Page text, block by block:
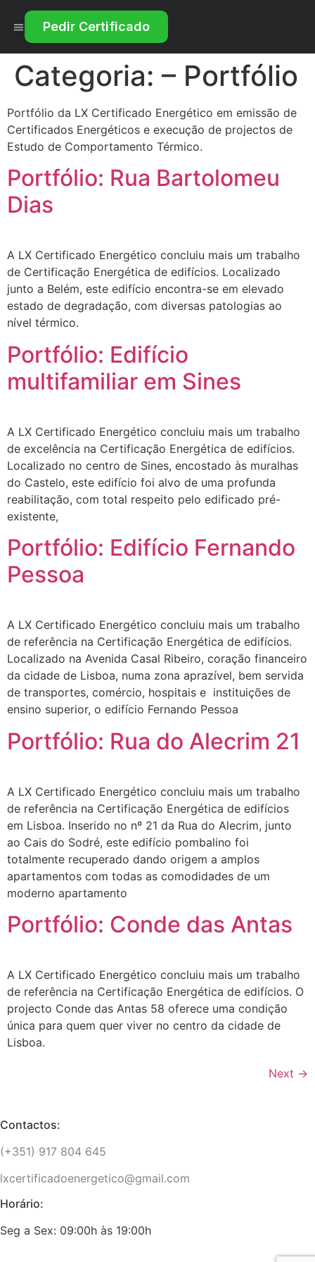
Pedir Certificado
Categoria: – Portfólio
Portfólio da LX Certificado Energético em emissão de
Certificados Energéticos e execução de projectos de
Estudo de Comportamento Térmico.
Portfólio: Rua Bartolomeu
Dias
A LX Certificado Energético concluiu mais um trabalho
de Certificação Energética de edifícios. Localizado
junto a Belém, este edifício encontra-se em elevado
estado de degradação, com diversas patologias ao
nível térmico.
Portfólio: Edifício
multifamiliar em Sines
A LX Certificado Energético concluiu mais um trabalho
de excelência na Certificação Energética de edifícios.
Localizado no centro de Sines, encostado às muralhas
do Castelo, este edifício foi alvo de uma profunda
reabilitação, com total respeito pelo edificado pré-
existente,
Portfólio: Edifício Fernando
Pessoa
A LX Certificado Energético concluiu mais um trabalho
de referência na Certificação Energética de edifícios.
Localizado na Avenida Casal Ribeiro, coração financeiro
da cidade de Lisboa, numa zona aprazível, bem servida
de transportes, comércio, hospitais e instituições de
ensino superior, o edifício Fernando Pessoa
Portfólio: Rua do Alecrim 21
A LX Certificado Energético concluiu mais um trabalho
de referência na Certificação Energética de edifícios
em Lisboa. Inserido no nº 21 da Rua do Alecrim, junto
ao Cais do Sodré, este edifício pombalino foi
totalmente recuperado dando origem a amplos
apartamentos com todas as comodidades de um
moderno apartamento
Portfólio: Conde das Antas
A LX Certificado Energético concluiu mais um trabalho
de referência na Certificação Energética de edifícios. O
projecto Conde das Antas 58 oferece uma condição
única para quem quer viver no centro da cidade de
Lisboa.
Next →
Contactos:
(+351) 917 804 645
lxcertificadoenergetico@gmail.com
Horário:
Seg a Sex: 09:00h às 19:00h